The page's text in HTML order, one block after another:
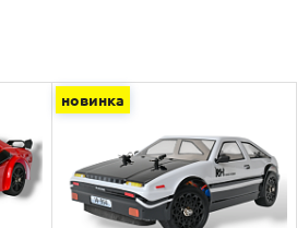
новинка